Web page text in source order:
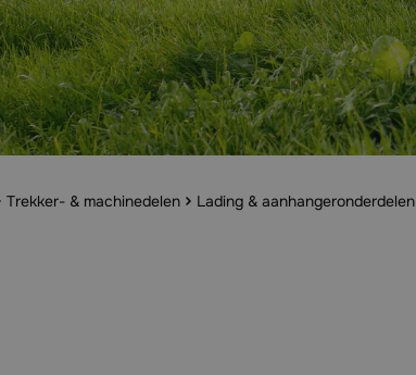
Trekker- & machinedelen Lading & aanhangeronderdelen